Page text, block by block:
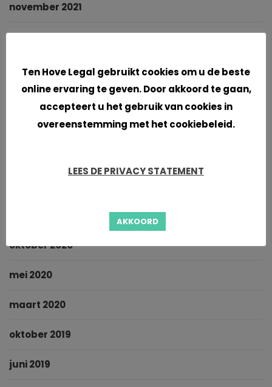
november 2021
oktober 2021
september 2021
juni 2021
april 2021
oktober 2020
mei 2020
maart 2020
oktober 2019
juni 2019
Ten Hove Legal gebruikt cookies om u de beste
online ervaring te geven. Door akkoord te gaan,
accepteert u het gebruik van cookies in
overeenstemming met het cookiebeleid.
LEES DE PRIVACY STATEMENT
AKKOORD